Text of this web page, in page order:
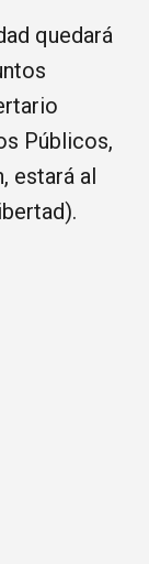
quedará
Públicos,
estará al